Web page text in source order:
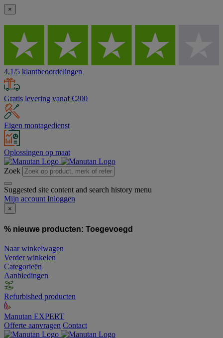
×
4,1/5 klantbeoordelingen
Gratis levering vanaf €200
Eigen montagedienst
Oplossingen op maat
Zoek
Suggested site content and search history menu
Mijn account Inloggen
×
% nieuwe producten: Toegevoegd
Naar winkelwagen
Verder winkelen
Categorieën
Aanbiedingen
Refurbished producten
Manutan EXPERT
Offerte aanvragen Contact